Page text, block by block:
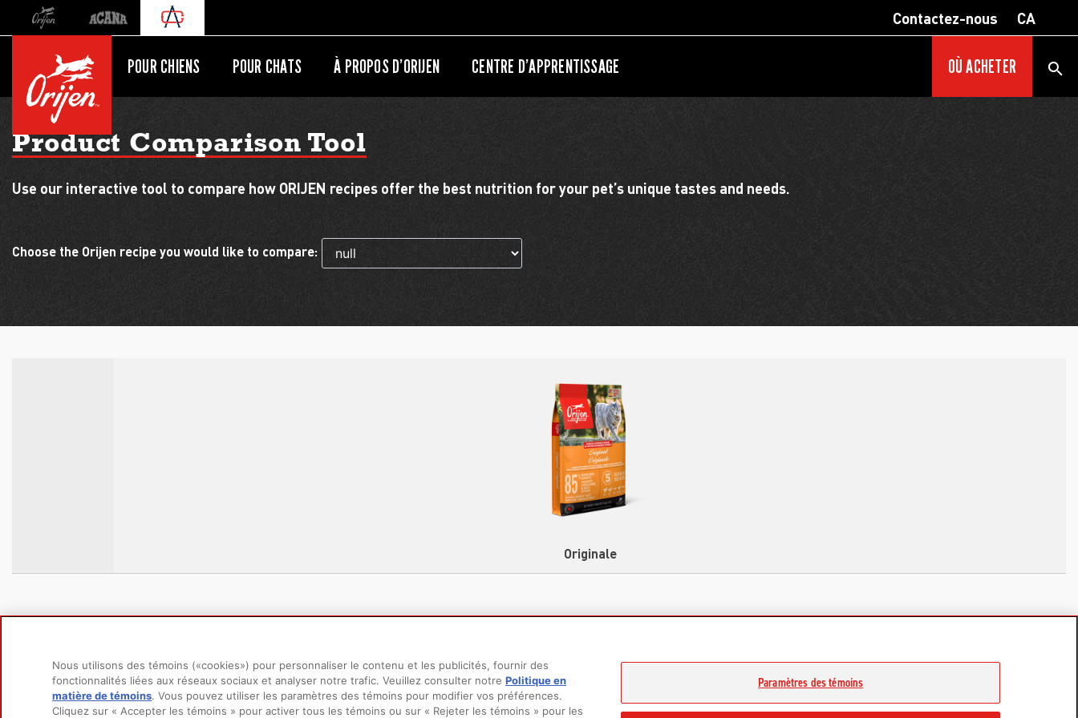
Orijen Acana Contactez-nous CA
POUR CHIENS POUR CHATS À PROPOS D’ORIJEN CENTRE D’APPRENTISSAGE OÙ ACHETER
Product Comparison Tool
Use our interactive tool to compare how ORIJEN recipes offer the best nutrition for your pet’s unique tastes and needs.
Choose the Orijen recipe you would like to compare:
Originale
Nous utilisons des témoins («cookies») pour personnaliser le contenu et les publicités, fournir des
fonctionnalités liées aux réseaux sociaux et analyser notre trafic. Veuillez consulter notre Politique en
matière de témoins(opens in a new tab)
. Vous pouvez utiliser les paramètres des témoins pour modifier vos préférences.
Cliquez sur « Accepter les témoins » pour activer tous les témoins ou sur « Rejeter les témoins » pour les
Paramètres des témoins